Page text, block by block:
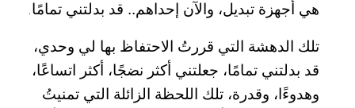
هي أجهزة تبديل، والآن إحداهم.. قد بدلتني تمامًا.
تلك الدهشة التي قررتُ الاحتفاظ بها لي وحدي،
قد بدلتني تمامًا، جعلتني أكثر نضجًا، أكثر اتساعًا،
وهدوءًا، وقدرة، تلك اللحظة الزائلة التي تمنيتُ